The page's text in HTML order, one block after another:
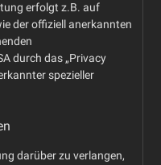
erfolgt z.B. auf
der offiziell anerkannten
durch das „Privacy
spezieller
darüber zu verlangen,